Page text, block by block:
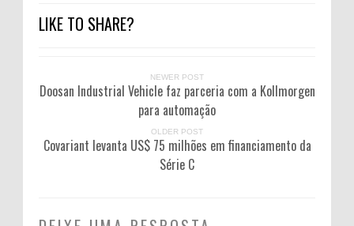
LIKE TO SHARE?
NEWER POST
Doosan Industrial Vehicle faz parceria com a Kollmorgen
para automação
OLDER POST
Covariant levanta US$ 75 milhões em financiamento da
Série C